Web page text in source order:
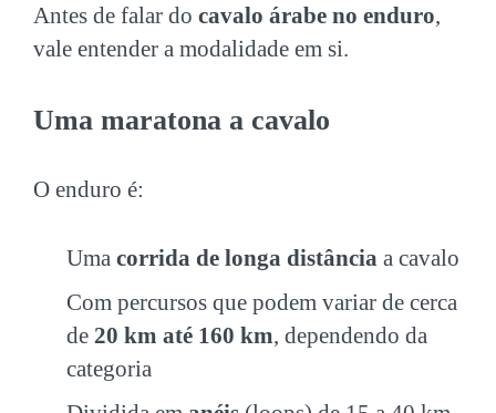
Antes de falar do cavalo árabe no enduro,
vale entender a modalidade em si.
Uma maratona a cavalo
O enduro é:
Uma corrida de longa distância a cavalo
Com percursos que podem variar de cerca
de 20 km até 160 km, dependendo da
categoria